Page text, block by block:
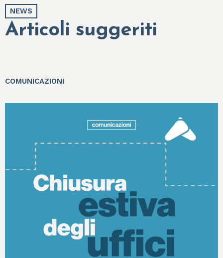
NEWS
Articoli suggeriti
COMUNICAZIONI